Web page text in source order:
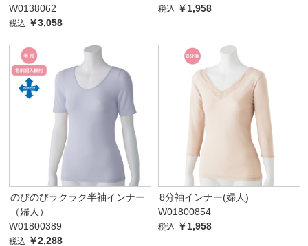
W0138062
税込 ￥3,058
税込 ￥1,958
のびのびラクラク半袖インナー
（婦人）
W01800389
税込 ￥2,288
8分袖インナー(婦人)
W01800854
税込 ￥1,958